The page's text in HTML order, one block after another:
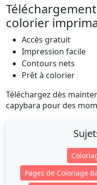
colorier
Accès gratuit
Impression facile
Contours nets
Prêt à colorier
Téléchargez dès
capybara pour des
Pages de Coloriage